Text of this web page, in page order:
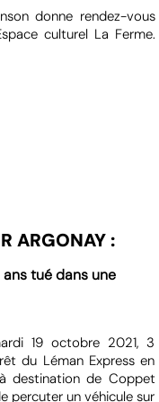
donne rendez-vous
culturel La Ferme.
ARGONAY :
ans tué dans une
19 octobre 2021, 3
du Léman Express en
destination de Coppet
percuter un véhicule sur